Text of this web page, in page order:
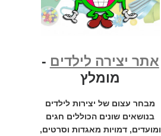
אתר יצירה לילדים -
מומלץ
מבחר עצום של יצירות לילדים
בנושאים שונים הכוללים חגים
ומועדים, דמויות מאגדות וסרטים,